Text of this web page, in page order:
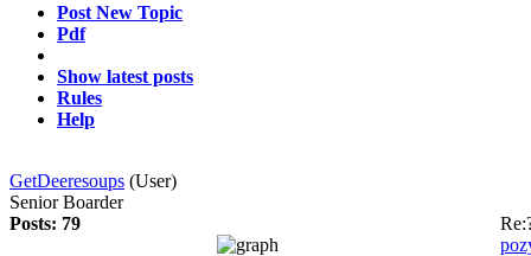
Post New Topic
Pdf
Show latest posts
Rules
Help
GetDeeresoups (User)
Senior Boarder
Posts: 79